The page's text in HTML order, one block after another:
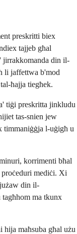
preskritti biex
tajjeb għal
jirrakkomanda din il-
li jaffettwa b'mod
ħajja tiegħek.
tiġi preskritta jinkludu
tas-snien jew
timmaniġġja l-uġigħ u
korrimenti bħal
mediċi. Xi
din il-
tagħhom ma tkunx
maħsuba għal użu